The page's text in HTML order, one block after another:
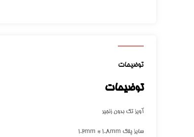
توضیحات
توضیحات
آویز تک بدون زنجیر
سایز پلاک 1.2mm * 1.8mm